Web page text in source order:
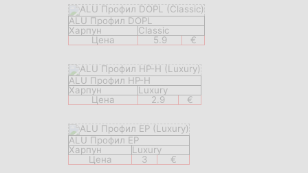
ALU Профил DOPL
Харпун
Classic
Цена
5.9 €
ALU Профил HP-H
Харпун
Luxury
Цена
2.9 €
ALU Профил EP
Харпун
Luxury
Цена
3 €